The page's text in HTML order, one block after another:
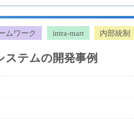
ムワーク intra-mart 内部統制
テムの開発事例